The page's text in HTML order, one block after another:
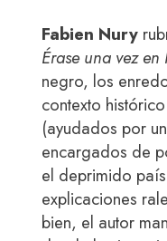
Fabien Nury
Érase una vez
negro, los
contexto
(ayudados por
encargados de
el deprimido
explicaciones
bien, el autor